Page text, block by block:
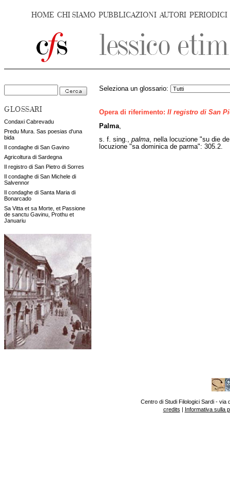
HOME CHI SIAMO PUBBLICAZIONI AUTORI PERIODICI
GLOSSARI
Condaxi Cabrevadu
Predu Mura. Sas poesias d'una
bida
Il condaghe di San Gavino
Agricoltura di Sardegna
Il registro di San Pietro di Sorres
Il condaghe di San Michele di
Salvennor
Il condaghe di Santa Maria di
Bonarcado
Sa Vitta et sa Morte, et Passione
de sanctu Gavinu, Prothu et
Januariu
Seleziona un glossario:
Opera di riferimento: Il registro di San
Palma
s. f. sing., palma, nella locuzione "su die
locuzione "sa dominica de parma": 305.2.
Centro di Studi Filologici Sardi - via
credits | Informativa sulla